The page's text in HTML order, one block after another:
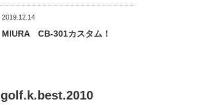
2019.12.14
MIURA CB-301カスタム！
golf.k.best.2010